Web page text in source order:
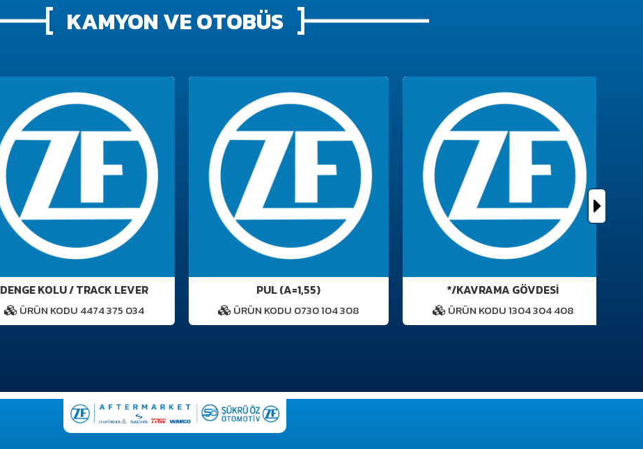
KAMYON VE OTOBÜS
DENGE KOLU / TRACK LEVER
ÜRÜN KODU 4474 375 034
PUL (A=1,55)
ÜRÜN KODU 0730 104 308
*/KAVRAMA GÖVDESİ
ÜRÜN KODU 1304 304 408